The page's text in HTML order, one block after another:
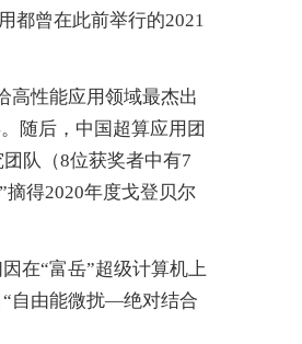
都曾在此前举行的2021
高性能应用领域最杰出
随后，中国超算应用团
队（8位获奖者中有7
得2020年度戈登贝尔
在“富岳”超级计算机上
“自由能微扰—绝对结合